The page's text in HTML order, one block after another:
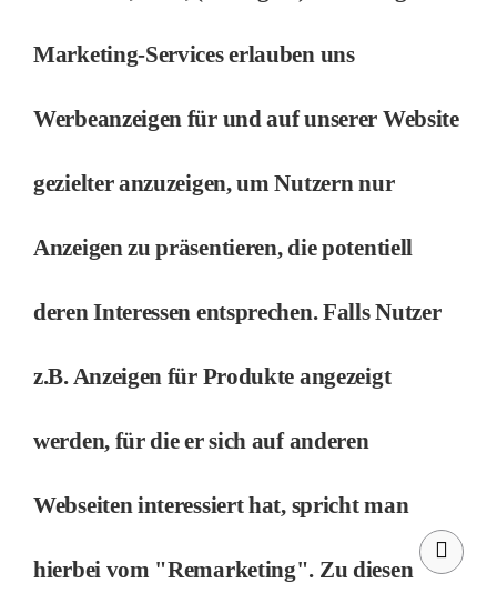
Marketing-Services erlauben uns
Werbeanzeigen für und auf unserer Website
gezielter anzuzeigen, um Nutzern nur
Anzeigen zu präsentieren, die potentiell
deren Interessen entsprechen. Falls Nutzer
z.B. Anzeigen für Produkte angezeigt
werden, für die er sich auf anderen
Webseiten interessiert hat, spricht man
hierbei vom "Remarketing". Zu diesen